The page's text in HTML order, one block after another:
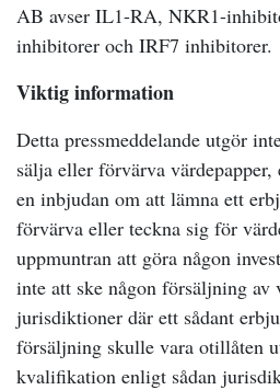
AB avser IL1-RA, NKR1-
inhibitorer och IRF7 inhibitorer.
Viktig information
Detta pressmeddelande utgör
sälja eller förvärva
en inbjudan om att lämna ett
förvärva eller teckna sig för
uppmuntran att göra någon
inte att ske någon försäljning av
jurisdiktioner där ett sådant
försäljning skulle vara otillåten
kvalifikation enligt sådan